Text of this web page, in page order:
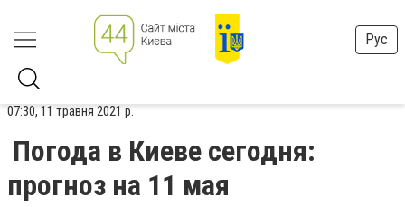
Рус
07:30, 11 травня 2021 р.
Погода в Киеве сегодня:
прогноз на 11 мая